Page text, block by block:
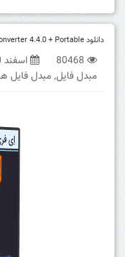
دانلود MP4 To MP3 Converter 4.4.0 + Portable تبدیل فایل تصویری به صوتی
80468 اسفند 20, 1397
مبدل فایل,مبدل فایل